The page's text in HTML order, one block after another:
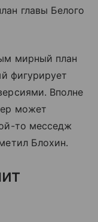
главы Белого
мирный план
фигурирует
Вполне
может
то месседж
Блохин.